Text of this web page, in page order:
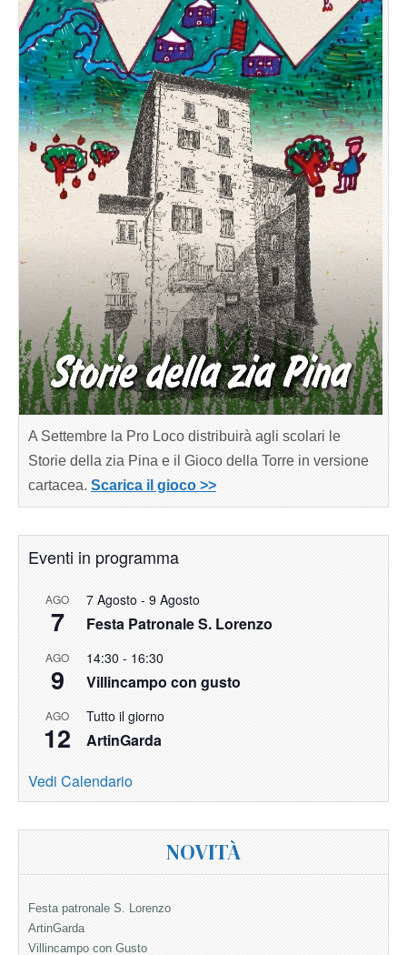
A Settembre la Pro Loco distribuirà agli scolari le
Storie della zia Pina e il Gioco della Torre in versione
cartacea. Scarica il gioco >>
Eventi in programma
AGO
7
7 Agosto - 9 Agosto
Festa Patronale S. Lorenzo
AGO
9
14:30 - 16:30
Villincampo con gusto
AGO
12
Tutto il giorno
ArtinGarda
Vedi Calendario
NOVITÀ
Festa patronale S. Lorenzo
ArtinGarda
Villincampo con Gusto